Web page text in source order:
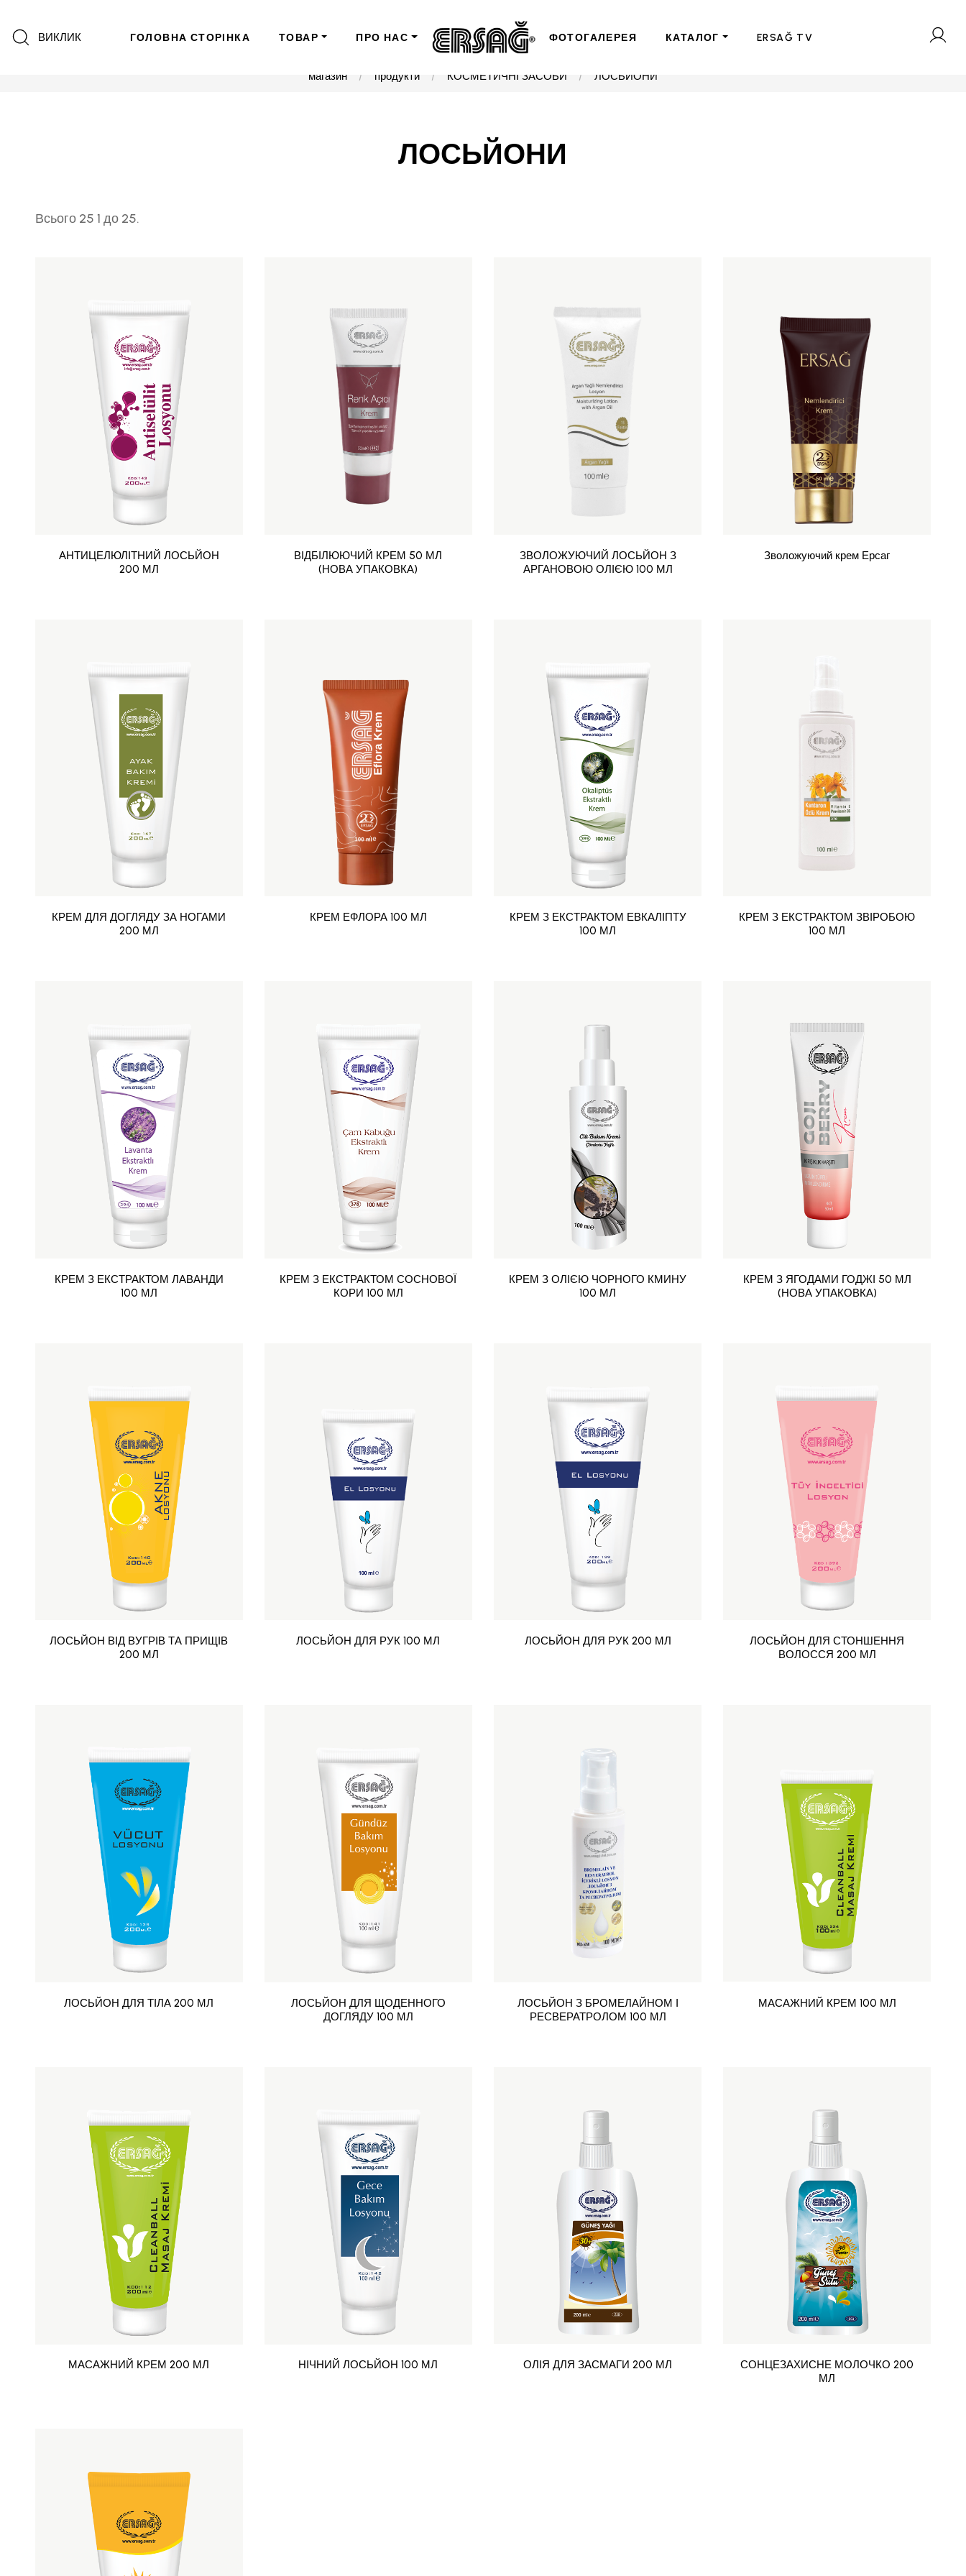
ВИКЛИК ГОЛОВНА СТОРІНКА ТОВАР ПРО НАС ФОТОГАЛЕРЕЯ КАТАЛОГ ERSAĞ TV
магазин продукти КОСМЕТИЧНІ ЗАСОБИ ЛОСЬЙОНИ
ЛОСЬЙОНИ
Всього 25 1 до 25.
АНТИЦЕЛЮЛІТНИЙ ЛОСЬЙОН
200 МЛ
ВІДБІЛЮЮЧИЙ КРЕМ 50 МЛ
(НОВА УПАКОВКА)
ЗВОЛОЖУЮЧИЙ ЛОСЬЙОН З
АРГАНОВОЮ ОЛІЄЮ 100 МЛ
Зволожуючий крем Ерсаг
КРЕМ ДЛЯ ДОГЛЯДУ ЗА НОГАМИ
200 МЛ
КРЕМ ЕФЛОРА 100 МЛ
КРЕМ З ЕКСТРАКТОМ ЕВКАЛІПТУ
100 МЛ
КРЕМ З ЕКСТРАКТОМ ЗВІРОБОЮ
100 МЛ
КРЕМ З ЕКСТРАКТОМ ЛАВАНДИ
100 МЛ
КРЕМ З ЕКСТРАКТОМ СОСНОВОЇ
КОРИ 100 МЛ
КРЕМ З ОЛІЄЮ ЧОРНОГО КМИНУ
100 МЛ
КРЕМ З ЯГОДАМИ ГОДЖІ 50 МЛ
(НОВА УПАКОВКА)
ЛОСЬЙОН ВІД ВУГРІВ ТА ПРИЩІВ
200 МЛ
ЛОСЬЙОН ДЛЯ РУК 100 МЛ ЛОСЬЙОН ДЛЯ РУК 200 МЛ
ЛОСЬЙОН ДЛЯ СТОНШЕННЯ
ВОЛОССЯ 200 МЛ
ЛОСЬЙОН ДЛЯ ТІЛА 200 МЛ
ЛОСЬЙОН ДЛЯ ЩОДЕННОГО
ДОГЛЯДУ 100 МЛ
ЛОСЬЙОН З БРОМЕЛАЙНОМ І
РЕСВЕРАТРОЛОМ 100 МЛ
МАСАЖНИЙ КРЕМ 100 МЛ
МАСАЖНИЙ КРЕМ 200 МЛ НІЧНИЙ ЛОСЬЙОН 100 МЛ ОЛІЯ ДЛЯ ЗАСМАГИ 200 МЛ
СОНЦЕЗАХИСНЕ МОЛОЧКО 200
МЛ